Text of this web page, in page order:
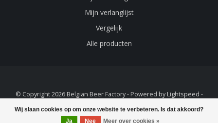
Wij slaan cookies op om onze website te verbeteren. Is dat akkoord?
Ja
Nee Meer over cookies »
Mijn verlanglijst
Vergelijk
Alle producten
© Copyright 2026 Belgian Beer Factory - Powered by Lightspeed -
Lightspeed designbyDyvelopment